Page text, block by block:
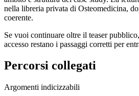
nella libreria privata di Osteomedicina,
coerente.
Se vuoi continuare oltre il teaser
accesso restano i passaggi corretti per
Percorsi collegati
Argomenti indicizzabili